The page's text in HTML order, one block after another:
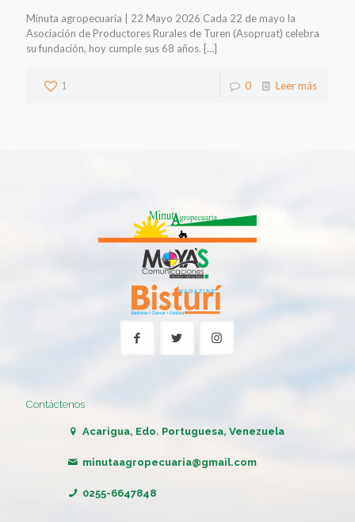
Minuta agropecuaria | 22 Mayo 2026 Cada 22 de mayo la
Asociación de Productores Rurales de Turen (Asopruat) celebra
su fundación, hoy cumple sus 68 años. […]
1 0 Leer más
Contáctenos
Acarigua, Edo. Portuguesa, Venezuela
minutaagropecuaria@gmail.com
0255-6647848